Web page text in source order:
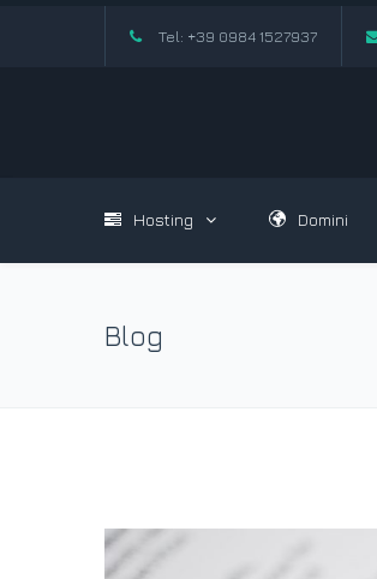
Tel: +39 0984 1527937
Hosting Domini
Blog